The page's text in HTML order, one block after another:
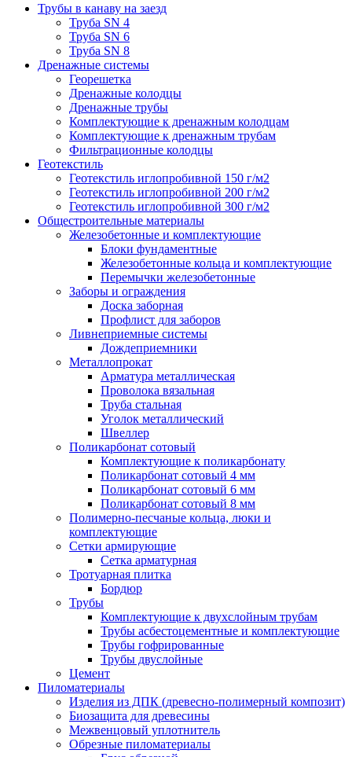
Трубы в канаву на заезд
Труба SN 4
Труба SN 6
Труба SN 8
Дренажные системы
Георешетка
Дренажные колодцы
Дренажные трубы
Комплектующие к дренажным колодцам
Комплектующие к дренажным трубам
Фильтрационные колодцы
Геотекстиль
Геотекстиль иглопробивной 150 г/м2
Геотекстиль иглопробивной 200 г/м2
Геотекстиль иглопробивной 300 г/м2
Общестроительные материалы
Железобетонные и комплектующие
Блоки фундаментные
Железобетонные кольца и комплектующие
Перемычки железобетонные
Заборы и ограждения
Доска заборная
Профлист для заборов
Ливнеприемные системы
Дождеприемники
Металлопрокат
Арматура металлическая
Проволока вязальная
Труба стальная
Уголок металлический
Швеллер
Поликарбонат сотовый
Комплектующие к поликарбонату
Поликарбонат сотовый 4 мм
Поликарбонат сотовый 6 мм
Поликарбонат сотовый 8 мм
Полимерно-песчаные кольца, люки и
комплектующие
Сетки армирующие
Сетка арматурная
Тротуарная плитка
Бордюр
Трубы
Комплектующие к двухслойным трубам
Трубы асбестоцементные и комплектующие
Трубы гофрированные
Трубы двуслойные
Цемент
Пиломатериалы
Изделия из ДПК (древесно-полимерный композит)
Биозащита для древесины
Межвенцовый уплотнитель
Обрезные пиломатериалы